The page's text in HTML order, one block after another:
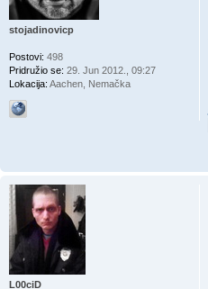
stojadinovicp
Postovi: 498
Pridružio se: 29. Jun 2012., 09:27
Lokacija: Aachen, Nemačka
L00ciD